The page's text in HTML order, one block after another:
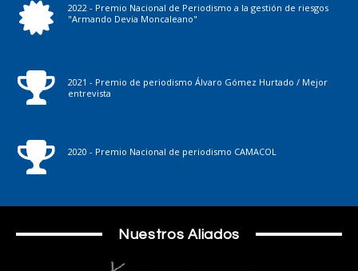
2022 - Premio Nacional de Periodismo a la gestión de riesgos
"Armando Devia Moncaleano"
2021 - Premio de periodismo Álvaro Gómez Hurtado / Mejor
entrevista
2020 - Premio Nacional de periodismo CAMACOL
Nuestros Aliados